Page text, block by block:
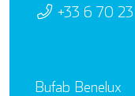
+33 6 70
Bufab Benelux